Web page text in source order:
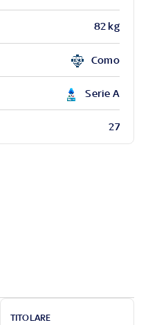
82 kg
Como
Serie A
27
TITOLARE